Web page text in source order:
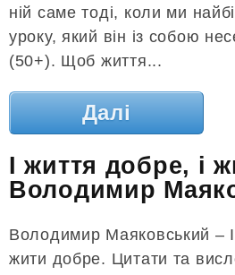
ній саме тоді, коли ми
уроку, який він із собою
(50+). Щоб життя...
Далі
І життя добре, і
Володимир
Володимир Маяковський –
жити добре. Цитати та